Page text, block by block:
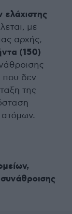
με
αρχής,
(150)
που δεν
της
ατόμων.